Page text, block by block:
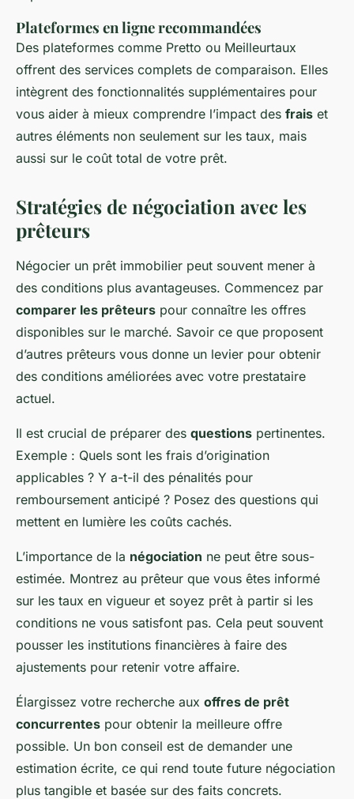
Plateformes en ligne recommandées
Des plateformes comme Pretto ou Meilleurtaux
offrent des services complets de comparaison. Elles
intègrent des fonctionnalités supplémentaires pour
vous aider à mieux comprendre l’impact des frais et
autres éléments non seulement sur les taux, mais
aussi sur le coût total de votre prêt.
Stratégies de négociation avec les
prêteurs
Négocier un prêt immobilier peut souvent mener à
des conditions plus avantageuses. Commencez par
comparer les prêteurs pour connaître les offres
disponibles sur le marché. Savoir ce que proposent
d’autres prêteurs vous donne un levier pour obtenir
des conditions améliorées avec votre prestataire
actuel.
Il est crucial de préparer des questions pertinentes.
Exemple : Quels sont les frais d’origination
applicables ? Y a-t-il des pénalités pour
remboursement anticipé ? Posez des questions qui
mettent en lumière les coûts cachés.
L’importance de la négociation ne peut être sous-
estimée. Montrez au prêteur que vous êtes informé
sur les taux en vigueur et soyez prêt à partir si les
conditions ne vous satisfont pas. Cela peut souvent
pousser les institutions financières à faire des
ajustements pour retenir votre affaire.
Élargissez votre recherche aux offres de prêt
concurrentes pour obtenir la meilleure offre
possible. Un bon conseil est de demander une
estimation écrite, ce qui rend toute future négociation
plus tangible et basée sur des faits concrets.